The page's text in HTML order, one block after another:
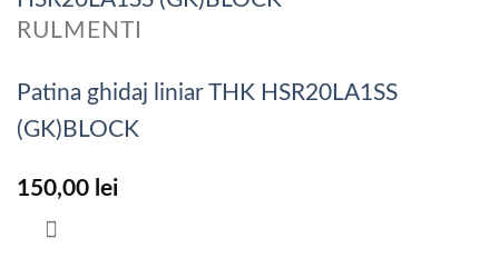
RULMENTI
Patina ghidaj liniar THK HSR20LA1SS
(GK)BLOCK
150,00 lei